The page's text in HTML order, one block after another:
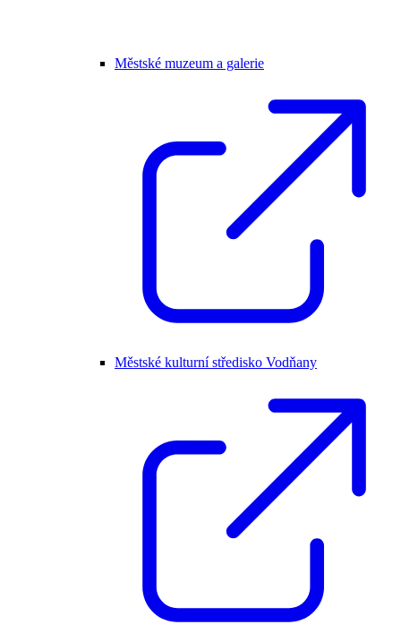
Městské muzeum a galerie
Městské kulturní středisko Vodňany